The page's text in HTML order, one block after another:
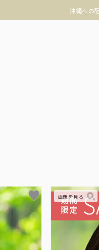
沖縄への
3段折りたたみ
ンの折りたたみ日傘の中で最
ズです。